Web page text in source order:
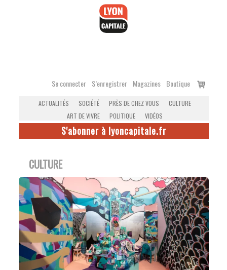
Se connecter S’enregistrer Magazines Boutique
Voir
ACTUALITÉS SOCIÉTÉ PRÈS DE CHEZ VOUS
CULTURE
ART DE VIVRE
POLITIQUE VIDÉOS
S'abonner à lyoncapitale.fr
CULTURE